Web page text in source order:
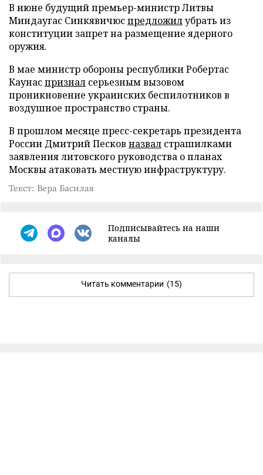
В июне будущий премьер-министр Литвы
Миндаугас Синкявичюспредложилубрать из
конституции запрет на размещение ядерного
оружия.
В мае министр обороны республики Робертас
Каунаспризнал серьезным вызовом
проникновение украинских беспилотников в
воздушное пространство страны.
В прошлом месяце пресс-секретарь президента
России Дмитрий Песков назвал страшилками
заявления литовского руководства о планах
Москвы атаковать местную инфраструктуру.
Текст: Вера Басилая
Подписывайтесь на наши
каналы
Читать комментарии (15)